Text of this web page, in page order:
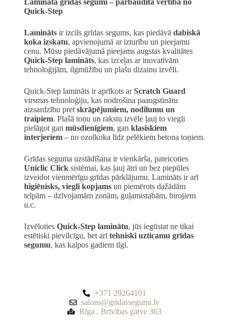
Lamināta grīdas segumi – pārbaudīta vērtība no
Quick-Step
Laminātsir izcils grīdas segums, kas piedāvā dabiskā
koka izskatu, apvienojumā ar izturību un pieejamu
cenu. Mūsu piedāvājumā pieejams augstas kvalitātes
Quick-Step lamināts, kas izceļas ar inovatīvām
tehnoloģijām, ilgmūžību un plašu dizainu izvēli.
Quick-Step lamināts ir aprīkots arScratch Guard
virsmas tehnoloģiju, kas nodrošina paaugstinātu
aizsardzību pret skrāpējumiem, nodilumu un
traipiem. Plašā toņu un rakstu izvēle ļauj to viegli
pielāgot gan mūsdienīgiem, gan klasiskiem
interjeriem– no ozolkoka līdz pelēkiem betona toņiem.
Grīdas seguma uzstādīšana ir vienkārša, pateicoties
Uniclic Clicksistēmai, kas ļauj ātri un bez piepūles
izveidot vienmērīgu grīdas pārklājumu. Lamināts ir arī
higiēnisks, viegli kopjamsun piemērots dažādām
telpām – dzīvojamām zonām, guļamistabām, birojiem
u.c.
Izvēloties Quick-Step laminātu, jūs iegūstat ne tikai
estētiski pievilcīgu, bet arītehniski uzticamu grīdas
segumu, kas kalpos gadiem ilgi.
+371 29264101
salons@gridassegumi.lv
Rīga , Brīvības gatve 363